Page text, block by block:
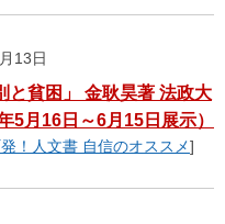
13日
と貧困」 金耿昊著 法政大
5月16日～6月15日展示）
！人文書 自信のオススメ]